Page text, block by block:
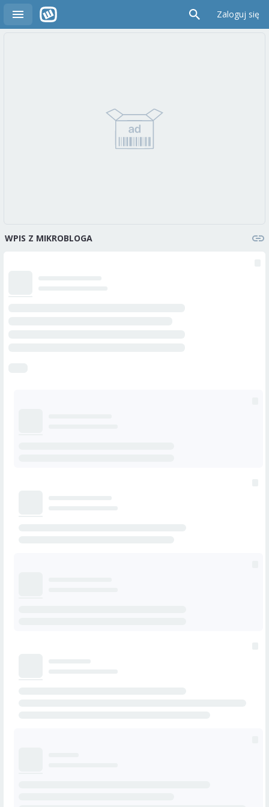
Zaloguj się
WPIS Z MIKROBLOGA